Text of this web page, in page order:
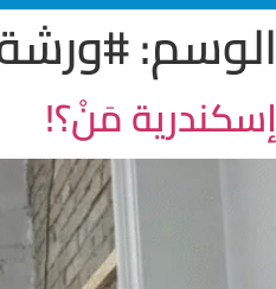
الوسم:
إسكندرية مَنْ؟!